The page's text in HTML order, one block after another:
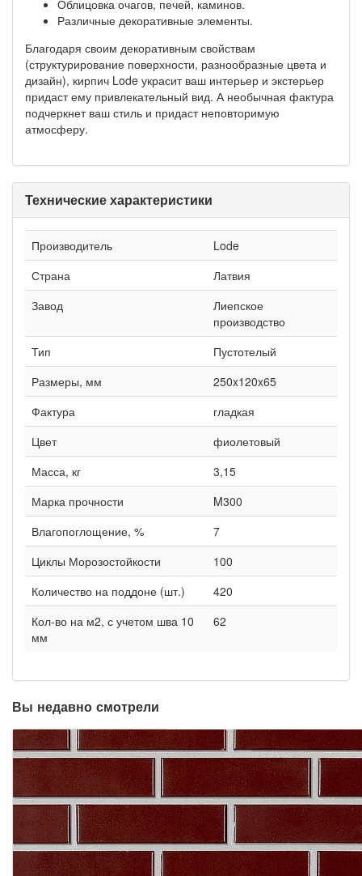
Облицовка очагов, печей, каминов.
Различные декоративные элементы.
Благодаря своим декоративным свойствам
(структурирование поверхности, разнообразные цвета и
дизайн), кирпич Lode украсит ваш интерьер и экстерьер
придаст ему привлекательный вид. А необычная фактура
подчеркнет ваш стиль и придаст неповторимую
атмосферу.
Технические характеристики
Производитель
Lode
Страна
Латвия
Завод
Лиепское
производство
Тип
Пустотелый
Размеры, мм
250x120x65
Фактура
гладкая
Цвет
фиолетовый
Масса, кг
3,15
Марка прочности
M300
Влагопоглощение, %
7
Циклы Морозостойкости
100
Количество на поддоне (шт.)
420
Кол-во на м2, с учетом шва 10
мм
62
Вы недавно смотрели